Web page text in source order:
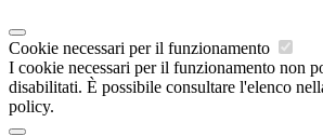
Cookie necessari per il funzionamento
I cookie necessari per il funzionamento non
disabilitati. È possibile consultare l'elenco
policy.